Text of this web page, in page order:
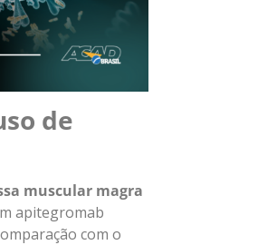
de
muscular magra
apitegromab
com o